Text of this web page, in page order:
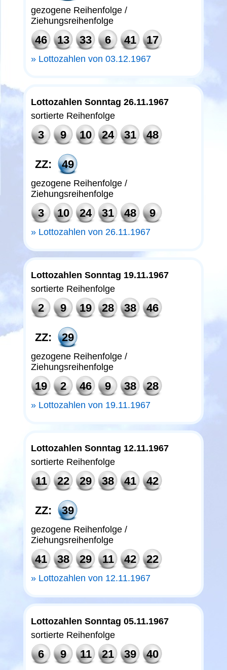
gezogene Reihenfolge /
Ziehungsreihenfolge
46 13 33 6 41 17
Lottozahlen von 03.12.1967
Lottozahlen Sonntag 26.11.1967
sortierte Reihenfolge
3 9 10 24 31 48
ZZ: 49
gezogene Reihenfolge /
Ziehungsreihenfolge
3 10 24 31 48 9
Lottozahlen von 26.11.1967
Lottozahlen Sonntag 19.11.1967
sortierte Reihenfolge
2 9 19 28 38 46
ZZ: 29
gezogene Reihenfolge /
Ziehungsreihenfolge
19 2 46 9 38 28
Lottozahlen von 19.11.1967
Lottozahlen Sonntag 12.11.1967
sortierte Reihenfolge
11 22 29 38 41 42
ZZ: 39
gezogene Reihenfolge /
Ziehungsreihenfolge
41 38 29 11 42 22
Lottozahlen von 12.11.1967
Lottozahlen Sonntag 05.11.1967
sortierte Reihenfolge
6 9 11 21 39 40